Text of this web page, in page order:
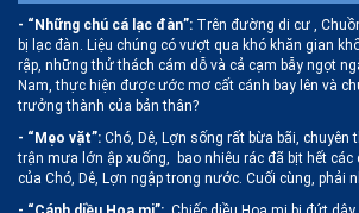
- “Những chú cá lạc đàn”: Trên đường di cư ,
bị lạc đàn. Liệu chúng có vượt qua khó khăn gian
rập, những thử thách cám dỗ và cả cạm bẫy ngọt
Nam, thực hiện được ước mơ cất cánh bay lên và
trưởng thành của bản thân?
- “Mẹo vặt”: Chó, Dê, Lợn sống rất bừa bãi, chuyên
trận mưa lớn ập xuống, bao nhiêu rác đã bịt hết
của Chó, Dê, Lợn ngập trong nước. Cuối cùng, phải